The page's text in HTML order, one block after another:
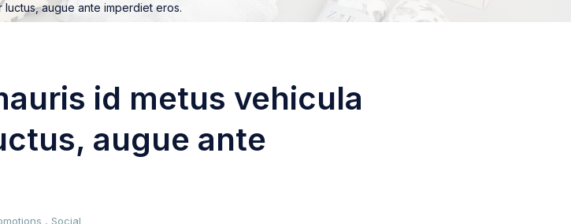
luctus, augue ante imperdiet eros.
id metus vehicula
augue ante
, Social